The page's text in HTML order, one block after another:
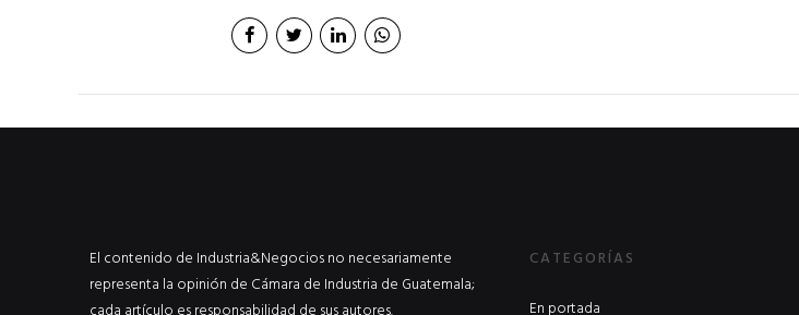
El contenido de Industria&Negocios no necesariamente
representa la opinión de Cámara de Industria de Guatemala;
CATEGORÍAS
En portada